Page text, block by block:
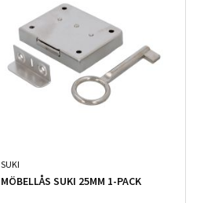
SUKI
MÖBELLÅS SUKI 25MM 1-PACK